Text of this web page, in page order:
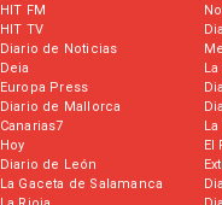
HIT FM
HIT TV
Diario de Noticias
Deia
Europa Press
Diario de Mallorca
Canarias7
Hoy
Diario de León
La Gaceta de Salamanca
El